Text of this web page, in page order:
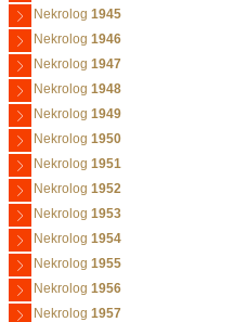
Nekrolog 1945
Nekrolog 1946
Nekrolog 1947
Nekrolog 1948
Nekrolog 1949
Nekrolog 1950
Nekrolog 1951
Nekrolog 1952
Nekrolog 1953
Nekrolog 1954
Nekrolog 1955
Nekrolog 1956
Nekrolog 1957